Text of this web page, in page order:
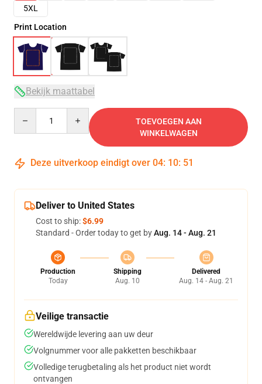
5XL
Print Location
Bekijk maattabel
TOEVOEGEN AAN
WINKELWAGEN
Deze uitverkoop eindigt over 04: 10: 51
Deliver to United States
Cost to ship:$6.99
Standard - Order today to get byAug. 14 - Aug. 21
Production
Today
Shipping
Aug. 10
Delivered
Aug. 14 - Aug. 21
Veilige transactie
Wereldwijde levering aan uw deur
Volgnummer voor alle pakketten beschikbaar
Volledige terugbetaling als het product niet wordt
ontvangen